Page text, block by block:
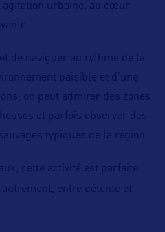
urbaine, au cœur
de naviguer au rythme de la
paisible et d’une
on peut admirer des zones
et parfois observer des
typiques de la région.
cette activité est parfaite
autrement, entre détente et